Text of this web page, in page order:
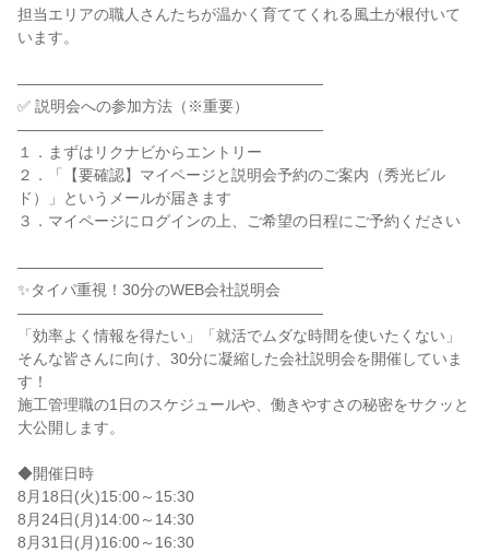
担当エリアの職人さんたちが温かく育ててくれる風土が根付いて
います。
――――――――――――――――――――
✅ 説明会への参加方法（※重要）
――――――――――――――――――――
１．まずはリクナビからエントリー
２．「【要確認】マイページと説明会予約のご案内（秀光ビル
ド）」というメールが届きます
３．マイページにログインの上、ご希望の日程にご予約ください
――――――――――――――――――――
✨タイパ重視！30分のWEB会社説明会
――――――――――――――――――――
「効率よく情報を得たい」「就活でムダな時間を使いたくない」
そんな皆さんに向け、30分に凝縮した会社説明会を開催していま
す！
施工管理職の1日のスケジュールや、働きやすさの秘密をサクッと
大公開します。
◆開催日時
8月18日(火)15:00～15:30
8月24日(月)14:00～14:30
8月31日(月)16:00～16:30